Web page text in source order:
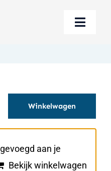
Toggle
Winkelwagen
aan je
Bekijk winkelwagen